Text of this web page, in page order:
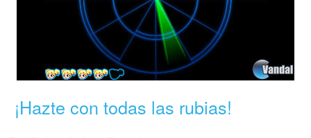
¡Hazte con todas las rubias!